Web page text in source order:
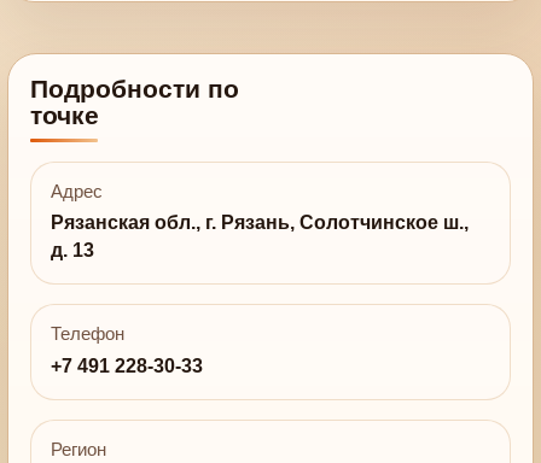
Подробности по
точке
Адрес
Рязанская обл., г. Рязань, Солотчинское ш.,
д. 13
Телефон
+7 491 228-30-33
Регион